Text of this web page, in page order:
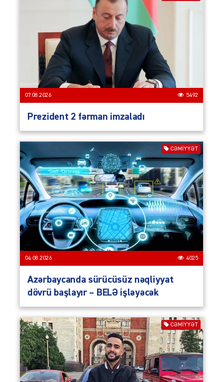
07.08.2026 5492
Prezident 2 fərman imzaladı
CƏMIYYƏT
04.08.2026 4025
Azərbaycanda sürücüsüz nəqliyyat
dövrü başlayır – BELƏ işləyəcək
CƏMIYYƏT